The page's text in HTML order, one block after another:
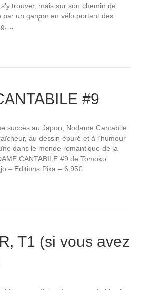
trouver, mais sur son chemin de
par un garçon en vélo portant des
#9
succès au Japon, Nodame Cantabile
au dessin épuré et à l’humour
dans le monde romantique de la
CANTABILE #9 de Tomoko
– Editions Pika – 6,95€
T1 (si vous avez